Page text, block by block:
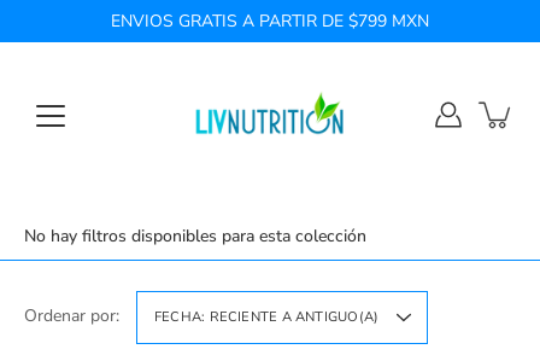
a
ENVIOS GRATIS A PARTIR DE $799 MXN
No hay filtros disponibles para esta colección
Ordenar por: FECHA: RECIENTE A ANTIGUO(A)